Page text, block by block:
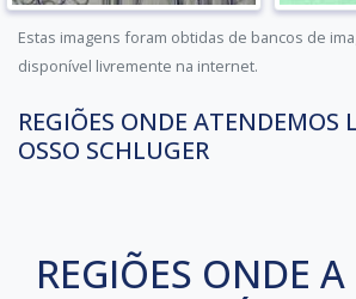
Estas imagens foram obtidas de bancos de
disponível livremente na internet.
REGIÕES ONDE ATENDEMOS
OSSO SCHLUGER
REGIÕES ONDE A